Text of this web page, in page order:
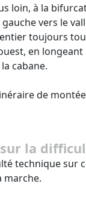
loin, à la
vers le
toujours
en
cabane.
de
la
technique sur
marche.